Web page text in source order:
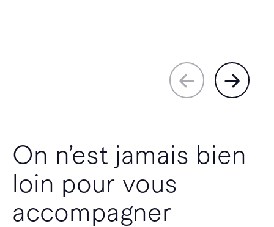
On n’est jamais bien
loin pour vous
accompagner